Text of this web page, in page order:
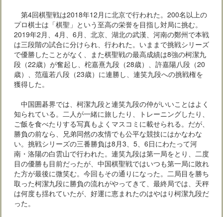
第4回棋聖戦は2018年12月に北京で行われた。200名以上の
プロ棋士は「棋聖」という至高の栄誉を目指し対局に挑む。
2019年2月、4月、6月、北京、湖北の武漢、河南の鄭州で本戦
は三段階の試合に分けられ、行われた。いままで挑戦シリーズ
で優勝したことがなく、また棋聖戦の最高成績は8強の柯潔九
段（22歳）が奮起し、柁嘉熹九段（28歳）、許嘉陽八段（20
歳）、范蕴若八段（23歳）に連勝し、連笑九段への挑戦権を
獲得した。
中国囲碁界では、柯潔九段と連笑九段の仲がいいことはよく
知られている。二人が一緒に旅したり、トレーニングしたり、
ご飯を食べたりする写真もよくマスコミに載せられる。だが、
勝負の前なら、兄弟同然の友情でも公平な競技にはかなわな
い。挑戦シリーズの三番勝負は8月3、5、6日にわたって河
南・洛陽の白雲山で行われた。連笑九段は第一局をとり、二度
目の優勝も目前だったが、中国棋聖戦ではいつも第一局に敗れ
た方が最後に微笑む。今回もその通りになった。二局目を勝ち
取った柯潔九段に勝負の流れがやってきて、最終局では、天秤
は何度も揺れていたが、好運に恵まれたのはやはり柯潔九段だ
った。